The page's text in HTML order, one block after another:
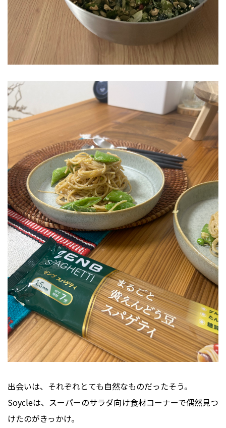
出会いは、それぞれとても自然なものだったそう。
Soycleは、スーパーのサラダ向け食材コーナーで偶然見つ
けたのがきっかけ。